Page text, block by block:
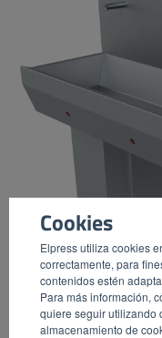
Cookies
Elpress utiliza cookies
correctamente, para
contenidos estén
Para más información,
quiere seguir utilizando
almacenamiento de